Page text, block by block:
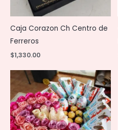
Caja Corazon Ch Centro de
Ferreros
$1,330.00